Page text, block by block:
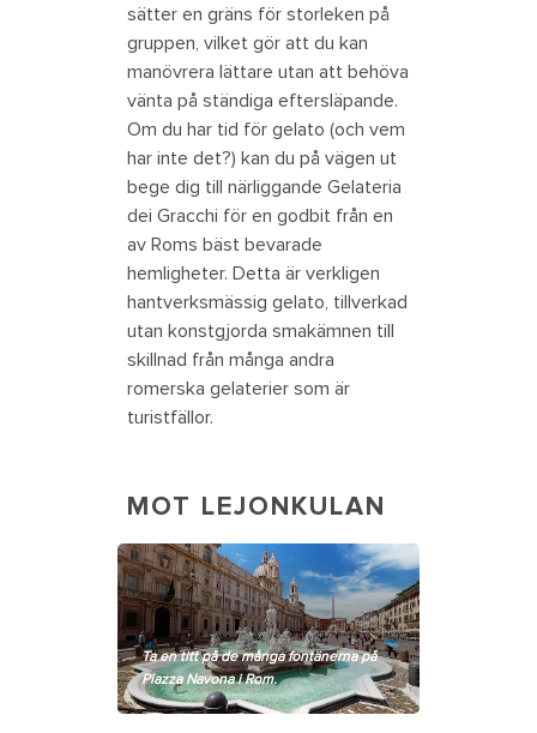
sätter en gräns för storleken på
gruppen, vilket gör att du kan
manövrera lättare utan att behöva
vänta på ständiga eftersläpande.
Om du har tid för gelato (och vem
har inte det?) kan du på vägen ut
bege dig till närliggande Gelateria
dei Gracchi för en godbit från en
av Roms bäst bevarade
hemligheter. Detta är verkligen
hantverksmässig gelato, tillverkad
utan konstgjorda smakämnen till
skillnad från många andra
romerska gelaterier som är
turistfällor.
MOT LEJONKULAN
Ta en titt på de många fontänerna på
Piazza Navona i Rom.